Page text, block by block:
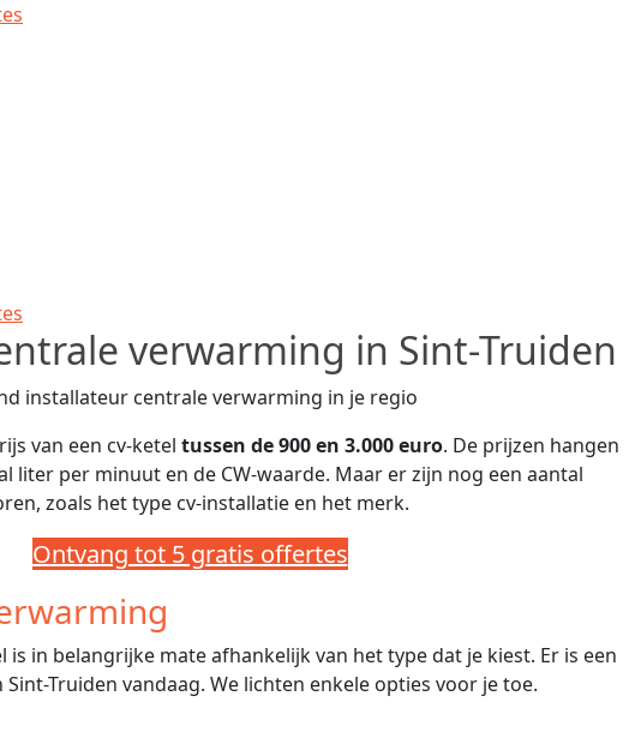
verwarming in Sint-Truiden
van een cv-ketel tussen de 900 en 3.000 euro. De prijzen hangen
liter per minuut en de CW-waarde. Maar er zijn nog een aantal
zoals het type cv-installatie en het merk.
Ontvang tot 5 gratis offertes
is in belangrijke mate afhankelijk van het type dat je kiest. Er is een
Truiden vandaag. We lichten enkele opties voor je toe.